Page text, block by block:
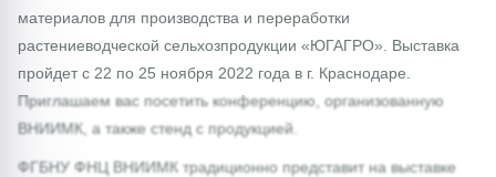
материалов для производства и переработки
растениеводческой сельхозпродукции «ЮГАГРО». Выставка
пройдет с 22 по 25 ноября 2022 года в г. Краснодаре.
Приглашаем вас посетить конференцию, организованную
ВНИИМК, а также стенд с продукцией.
ФГБНУ ФНЦ ВНИИМК традиционно представит на выставке